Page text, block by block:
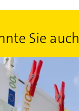
Sie
Geldwäsche